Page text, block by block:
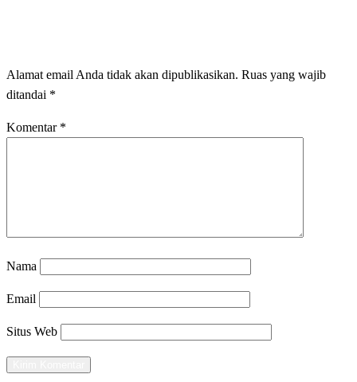
Alamat email Anda tidak akan dipublikasikan. Ruas yang wajib
ditandai *
Komentar *
Nama
Email
Situs Web